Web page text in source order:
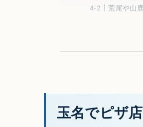
荒尾や山
玉名でピザ